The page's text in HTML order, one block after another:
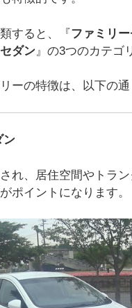
すると、『ファミリ
ダン』の3つのカテゴ
ーの特徴は、以下の通
ン
れ、居住空間やトラ
ポイントになります。